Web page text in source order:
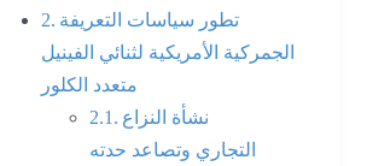
تطور سياسات التعريفة
الجمركية الأمريكية لثنائي الفينيل
متعدد الكلور
نشأة النزاع
التجاري وتصاعد حدته